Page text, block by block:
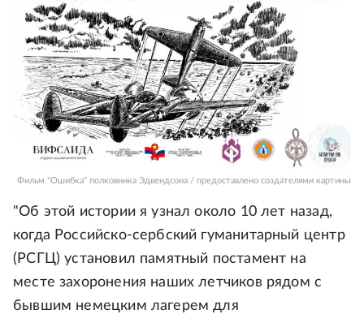
Фильм "Ошибка" полковника Эдвендсона / предоставлено создателями картины
"Об этой истории я узнал около 10 лет назад,
когда Российско-сербский гуманитарный центр
(РСГЦ) установил памятный постамент на
месте захоронения наших летчиков рядом с
бывшим немецким лагерем для